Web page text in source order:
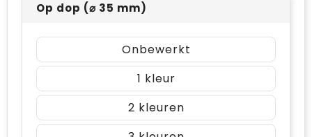
Op dop (⌀ 35 mm)
Onbewerkt
1
2